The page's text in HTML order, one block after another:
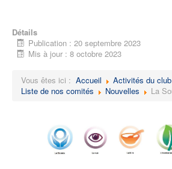
Détails
Publication : 20 septembre 2023
Mis à jour : 8 octobre 2023
Vous êtes ici : Accueil
Activités du club
Liste de nos comités
Nouvelles La